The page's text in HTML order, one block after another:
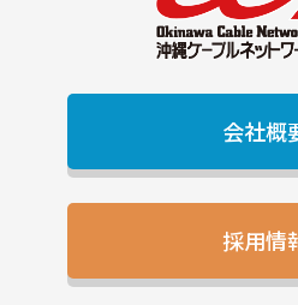
会社概
採用情